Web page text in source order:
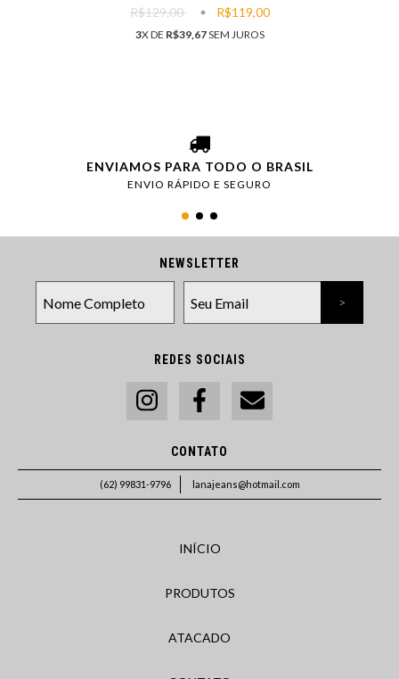
R$129,00
R$119,00
3X DE R$39,67SEM JUROS
ENVIAMOS PARA TODO O BRASIL
ENVIO RÁPIDO E SEGURO
NEWSLETTER
REDES SOCIAIS
CONTATO
(62) 99831-9796 lanajeans@hotmail.com
INÍCIO
PRODUTOS
ATACADO